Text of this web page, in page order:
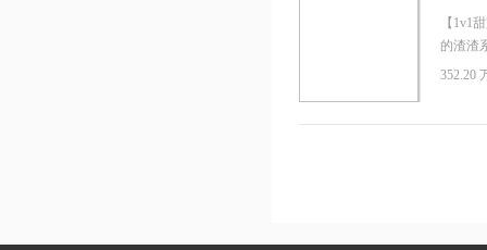
【1v1
的渣渣
便是被
352.20